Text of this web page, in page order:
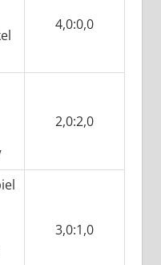
4,0:0,0
2,0:2,0
3,0:1,0